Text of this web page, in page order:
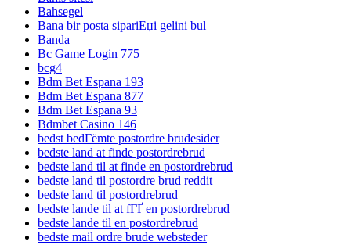
Bahsegel
Bana bir posta sipariЕџi gelini bul
Banda
Bc Game Login 775
bcg4
Bdm Bet Espana 193
Bdm Bet Espana 877
Bdm Bet Espana 93
Bdmbet Casino 146
bedst bedГёmte postordre brudesider
bedste land at finde postordrebrud
bedste land til at finde en postordrebrud
bedste land til postordre brud reddit
bedste land til postordrebrud
bedste lande til at fГҐ en postordrebrud
bedste lande til en postordrebrud
bedste mail ordre brude websteder